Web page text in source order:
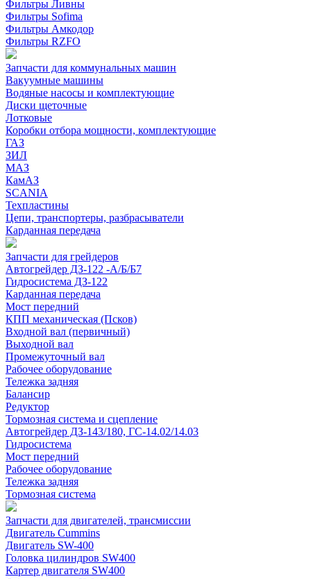
Фильтры Ливны
Фильтры Sofima
Фильтры Амкодор
Фильтры RZFO
Запчасти для коммунальных машин
Вакуумные машины
Водяные насосы и комплектующие
Диски щеточные
Лотковые
Коробки отбора мощности, комплектующие
ГАЗ
ЗИЛ
МАЗ
КамАЗ
SCANIA
Техпластины
Цепи, транспортеры, разбрасыватели
Карданная передача
Запчасти для грейдеров
Автогрейдер ДЗ-122 -А/Б/Б7
Гидросистема ДЗ-122
Карданная передача
Мост передний
КПП механическая (Псков)
Входной вал (первичный)
Выходной вал
Промежуточный вал
Рабочее оборудование
Тележка задняя
Балансир
Редуктор
Тормозная система и сцепление
Автогрейдер ДЗ-143/180, ГС-14.02/14.03
Гидросистема
Мост передний
Рабочее оборудование
Тележка задняя
Тормозная система
Запчасти для двигателей, трансмиссии
Двигатель Cummins
Двигатель SW-400
Головка цилиндров SW400
Картер двигателя SW400